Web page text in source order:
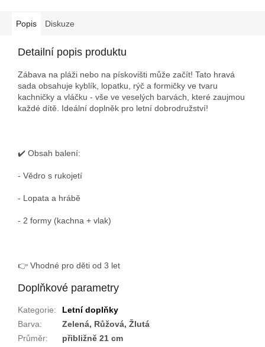
Popis Diskuze
Detailní popis produktu
Zábava na pláži nebo na pískovišti může začít! Tato hravá
sada obsahuje kyblík, lopatku, rýč a formičky ve tvaru
kachničky a vláčku - vše ve veselých barvách, které zaujmou
každé dítě. Ideální doplněk pro letní dobrodružství!
✔️ Obsah balení:
- Vědro s rukojetí
- Lopata a hrábě
- 2 formy (kachna + vlak)
👉 Vhodné pro děti od 3 let
Doplňkové parametry
Kategorie:
Letní doplňky
Barva:
Zelená, Růžová, Žlutá
Průměr:
přibližně 21 cm